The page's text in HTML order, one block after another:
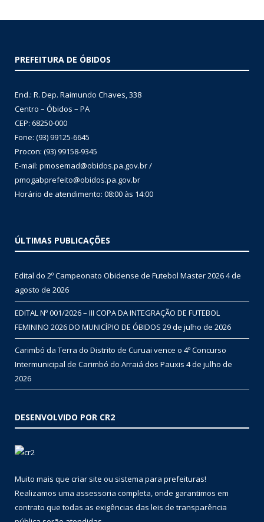
PREFEITURA DE ÓBIDOS
End.: R. Dep. Raimundo Chaves, 338
Centro – Óbidos – PA
CEP: 68250-000
Fone: (93) 99125-6645
Procon: (93) 99158-9345
E-mail: pmosemad@obidos.pa.gov.br /
pmogabprefeito@obidos.pa.gov.br
Horário de atendimento: 08:00 às 14:00
ÚLTIMAS PUBLICAÇÕES
Edital do 2º Campeonato Obidense de Futebol Master 20264 de
agosto de 2026
EDITAL Nº 001/2026 – III COPA DA INTEGRAÇÃO DE FUTEBOL
FEMININO 2026 DO MUNICÍPIO DE ÓBIDOS 29 de julho de 2026
Carimbó da Terra do Distrito de Curuai vence o 4º Concurso
Intermunicipal de Carimbó do Arraiá dos Pauxis 4 de julho de
2026
DESENVOLVIDO POR CR2
Muito mais que criar site ou sistema para prefeituras!
Realizamos uma assessoria completa, onde garantimos em
contrato que todas as exigências das leis de transparência